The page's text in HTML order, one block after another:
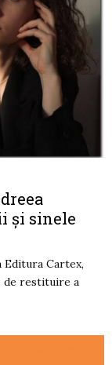
și sinele
Editura Cartex,
de restituire a